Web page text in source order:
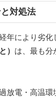
対処法
年により劣化
） は、最も分
放電・高温環